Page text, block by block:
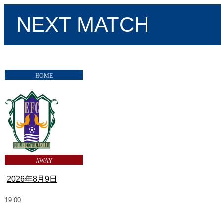
NEXT MATCH
2026年8月9日
19:00